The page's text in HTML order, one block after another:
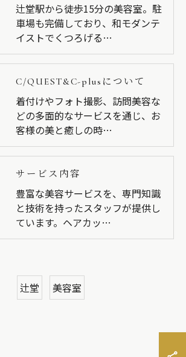
辻堂駅から徒歩15分の美容室。駐
車場も完備しており、和モダンテ
イストでくつろげる…
C/QUEST&C-plusについて
着付けやフォト撮影、訪問美容な
どの多面的なサービスを通じ、お
客様の美と癒しの時…
サービス内容
豊富な美容サービスを、専門知識
と技術を持ったスタッフが提供し
ています。ヘアカッ…
辻堂 美容室